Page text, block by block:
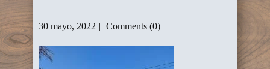
30 mayo, 2022 Comments (0)